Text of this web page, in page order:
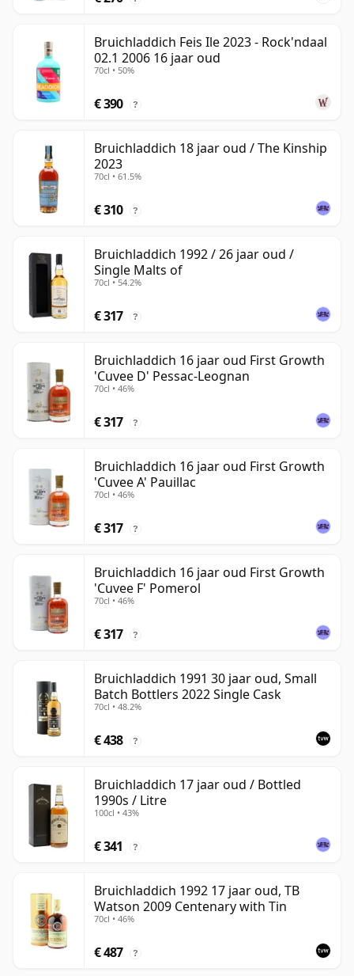
Bruichladdich Feis Ile 2023 - Rock'ndaal
02.1 2006 16 jaar oud
70cl • 50%
€ 390 ?
Bruichladdich 18 jaar oud / The Kinship
2023
70cl • 61.5%
€ 310 ?
Bruichladdich 1992 / 26 jaar oud /
Single Malts of
70cl • 54.2%
€ 317 ?
Bruichladdich 16 jaar oud First Growth
'Cuvee D' Pessac-Leognan
70cl • 46%
€ 317 ?
Bruichladdich 16 jaar oud First Growth
'Cuvee A' Pauillac
70cl • 46%
€ 317 ?
Bruichladdich 16 jaar oud First Growth
'Cuvee F' Pomerol
70cl • 46%
€ 317 ?
Bruichladdich 1991 30 jaar oud, Small
Batch Bottlers 2022 Single Cask
70cl • 48.2%
€ 438 ?
Bruichladdich 17 jaar oud / Bottled
1990s / Litre
100cl • 43%
€ 341 ?
Bruichladdich 1992 17 jaar oud, TB
Watson 2009 Centenary with Tin
70cl • 46%
€ 487 ?